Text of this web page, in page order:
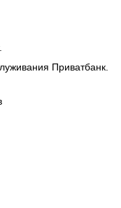
Приватбанк.